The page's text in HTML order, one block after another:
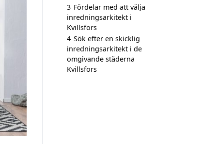
3 Fördelar med att välja
inredningsarkitekt i
Kvillsfors
4 Sök efter en skicklig
inredningsarkitekt i de
omgivande städerna
Kvillsfors